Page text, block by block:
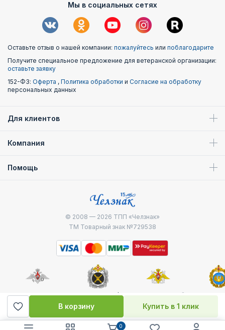
В корзину Купить в 1 клик
Мы в социальных сетях
Оставьте отзыв о нашей компании: пожалуйтесь или поблагодарите
Получите специальное предложение для ветеранской организации:
оставьте заявку
152-ФЗ: Оферта , Политика обработки и Согласие на обработку
персональных данных
Для клиентов
Компания
Помощь
© 2008 — 2026 ТПП «Челзнак»
ТМ Товарный знак №729538
Министерство
Генштаб ВС РФ
Военно-морской
флот
десантные
0